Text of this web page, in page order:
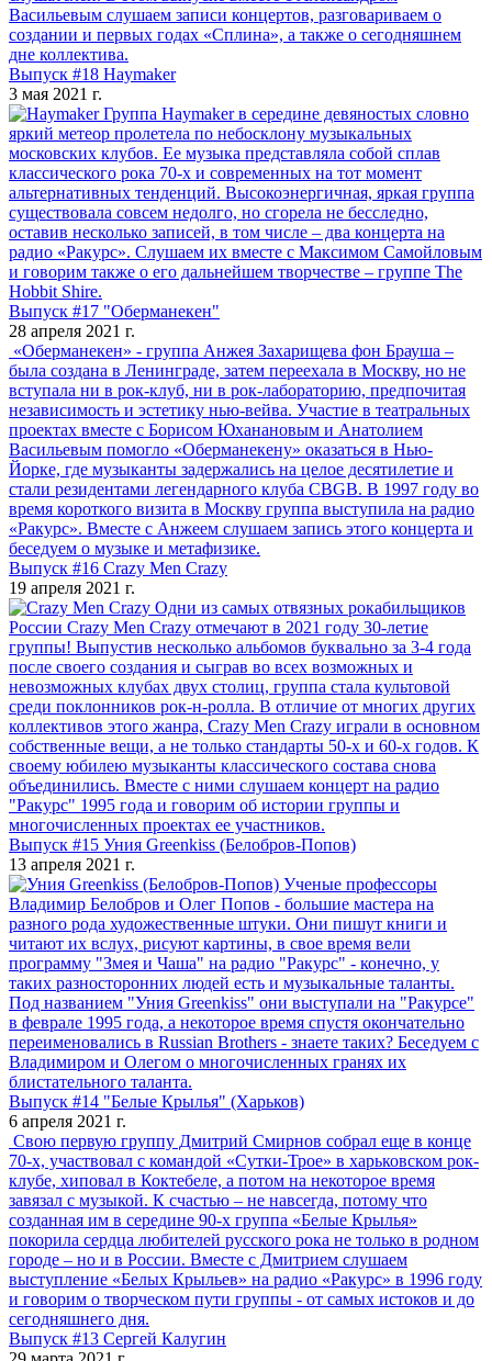
Васильевым слушаем записи концертов, разговариваем о
создании и первых годах «Сплина», а также о сегодняшнем
дне коллектива.
Выпуск #18 Haymaker
3 мая 2021 г.
Группа Haymaker в середине девяностых словно
яркий метеор пролетела по небосклону музыкальных
московских клубов. Ее музыка представляла собой сплав
классического рока 70-х и современных на тот момент
альтернативных тенденций. Высокоэнергичная, яркая группа
существовала совсем недолго, но сгорела не бесследно,
оставив несколько записей, в том числе – два концерта на
радио «Ракурс». Слушаем их вместе с Максимом Самойловым
и говорим также о его дальнейшем творчестве – группе The
Hobbit Shire.
Выпуск #17 "Оберманекен"
28 апреля 2021 г.
«Оберманекен» - группа Анжея Захарищева фон Брауша –
была создана в Ленинграде, затем переехала в Москву, но не
вступала ни в рок-клуб, ни в рок-лабораторию, предпочитая
независимость и эстетику нью-вейва. Участие в театральных
проектах вместе с Борисом Юханановым и Анатолием
Васильевым помогло «Оберманекену» оказаться в Нью-
Йорке, где музыканты задержались на целое десятилетие и
стали резидентами легендарного клуба CBGB. В 1997 году во
время короткого визита в Москву группа выступила на радио
«Ракурс». Вместе с Анжеем слушаем запись этого концерта и
беседуем о музыке и метафизике.
Выпуск #16 Crazy Men Crazy
19 апреля 2021 г.
Одни из самых отвязных рокабильщиков
России Crazy Men Crazy отмечают в 2021 году 30-летие
группы! Выпустив несколько альбомов буквально за 3-4 года
после своего создания и сыграв во всех возможных и
невозможных клубах двух столиц, группа стала культовой
среди поклонников рок-н-ролла. В отличие от многих других
коллективов этого жанра, Crazy Men Crazy играли в основном
собственные вещи, а не только стандарты 50-х и 60-х годов. К
своему юбилею музыканты классического состава снова
объединились. Вместе с ними слушаем концерт на радио
"Ракурс" 1995 года и говорим об истории группы и
многочисленных проектах ее участников.
Выпуск #15 Уния Greenkiss (Белобров-Попов)
13 апреля 2021 г.
Ученые профессоры
Владимир Белобров и Олег Попов - большие мастера на
разного рода художественные штуки. Они пишут книги и
читают их вслух, рисуют картины, в свое время вели
программу "Змея и Чаша" на радио "Ракурс" - конечно, у
таких разносторонних людей есть и музыкальные таланты.
Под названием "Уния Greenkiss" они выступали на "Ракурсе"
в феврале 1995 года, а некоторое время спустя окончательно
переименовались в Russian Brothers - знаете таких? Беседуем с
Владимиром и Олегом о многочисленных гранях их
блистательного таланта.
Выпуск #14 "Белые Крылья" (Харьков)
6 апреля 2021 г.
Свою первую группу Дмитрий Смирнов собрал еще в конце
70-х, участвовал с командой «Сутки-Трое» в харьковском рок-
клубе, хиповал в Коктебеле, а потом на некоторое время
завязал с музыкой. К счастью – не навсегда, потому что
созданная им в середине 90-х группа «Белые Крылья»
покорила сердца любителей русского рока не только в родном
городе – но и в России. Вместе с Дмитрием слушаем
выступление «Белых Крыльев» на радио «Ракурс» в 1996 году
и говорим о творческом пути группы - от самых истоков и до
сегодняшнего дня.
Выпуск #13 Сергей Калугин